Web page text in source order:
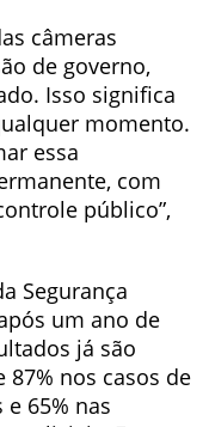
câmeras
de governo,
Isso significa
momento.
essa
com
público”,
Segurança
um ano de
já são
87% nos casos de
65% nas